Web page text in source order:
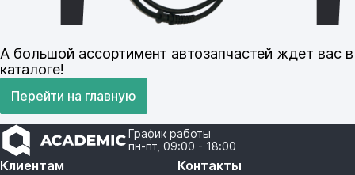
А большой ассортимент автозапчастей ждет вас в
каталоге!
Перейти на главную
График работы
пн-пт, 09:00 - 18:00
Клиентам Контакты